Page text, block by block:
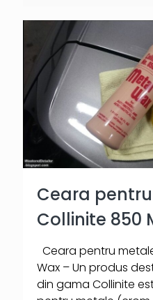
Ceara
Collinite 850
Ceara pentru
Wax – Un produs
din gama Collinite